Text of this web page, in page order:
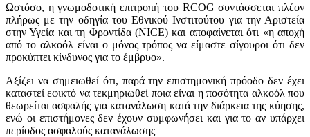
Ωστόσο, η γνωμοδοτική επιτροπή του RCOG συντάσσεται πλέον
πλήρως με την οδηγία του Εθνικού Ινστιτούτου για την Αριστεία
στην Υγεία και τη Φροντίδα (NICE) και αποφαίνεται ότι «η αποχή
από το αλκοόλ είναι ο μόνος τρόπος να είμαστε σίγουροι ότι δεν
προκύπτει κίνδυνος για το έμβρυο».
Αξίζει να σημειωθεί ότι, παρά την επιστημονική πρόοδο δεν έχει
καταστεί εφικτό να τεκμηριωθεί ποια είναι η ποσότητα αλκοόλ που
θεωρείται ασφαλής για κατανάλωση κατά την διάρκεια της κύησης,
ενώ οι επιστήμονες δεν έχουν συμφωνήσει και για το αν υπάρχει
περίοδος ασφαλούς κατανάλωσης